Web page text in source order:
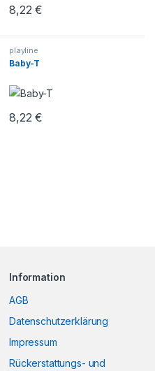
8,22€
playline
Baby-T
8,22€
Information
AGB
Datenschutzerklärung
Impressum
Rückerstattungs- und